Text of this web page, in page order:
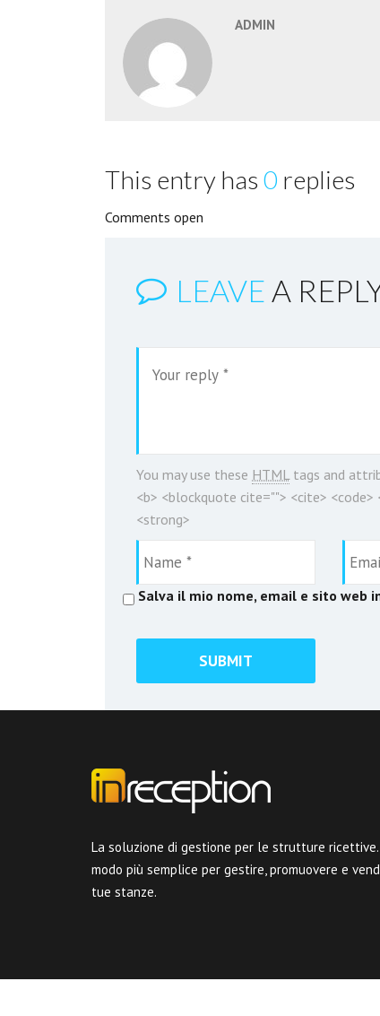
ADMIN
This entry has 0 replies
Comments open
LEAVE A
You may use these HTMLtags and
<b> <blockquote cite=""> <cite>
<strong>
Salva il mio nome, email e sito web
La soluzione di gestione per le strutture
modo più semplice per gestire, promuovere e
tue stanze.